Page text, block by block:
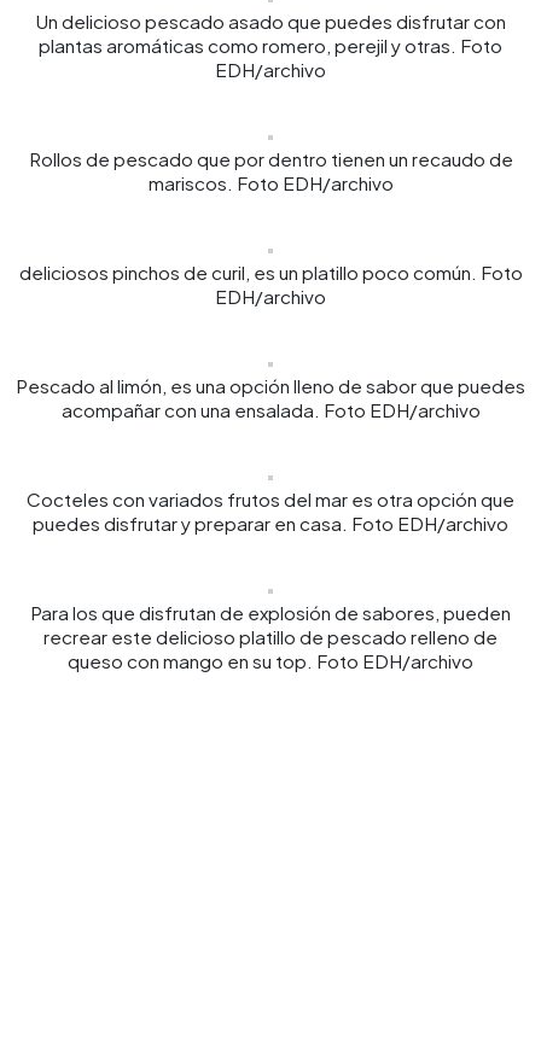
Un delicioso pescado asado que puedes disfrutar con
plantas aromáticas como romero, perejil y otras. Foto
EDH/archivo
Rollos de pescado que por dentro tienen un recaudo de
mariscos. Foto EDH/archivo
deliciosos pinchos de curil, es un platillo poco común. Foto
EDH/archivo
Pescado al limón, es una opción lleno de sabor que puedes
acompañar con una ensalada. Foto EDH/archivo
Cocteles con variados frutos del mar es otra opción que
puedes disfrutar y preparar en casa. Foto EDH/archivo
Para los que disfrutan de explosión de sabores, pueden
recrear este delicioso platillo de pescado relleno de
queso con mango en su top. Foto EDH/archivo